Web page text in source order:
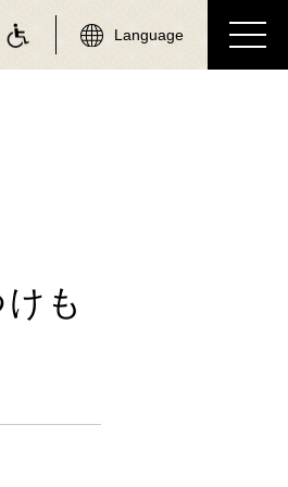
Language
嵯峨エリア
亀岡エリア
も